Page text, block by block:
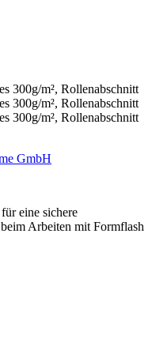
eine sichere
Arbeiten mit Formflash